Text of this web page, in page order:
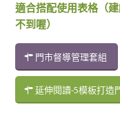
適合搭配使用表格（
不到喔）
門市督導管理套組
延伸閱讀-5模板打造